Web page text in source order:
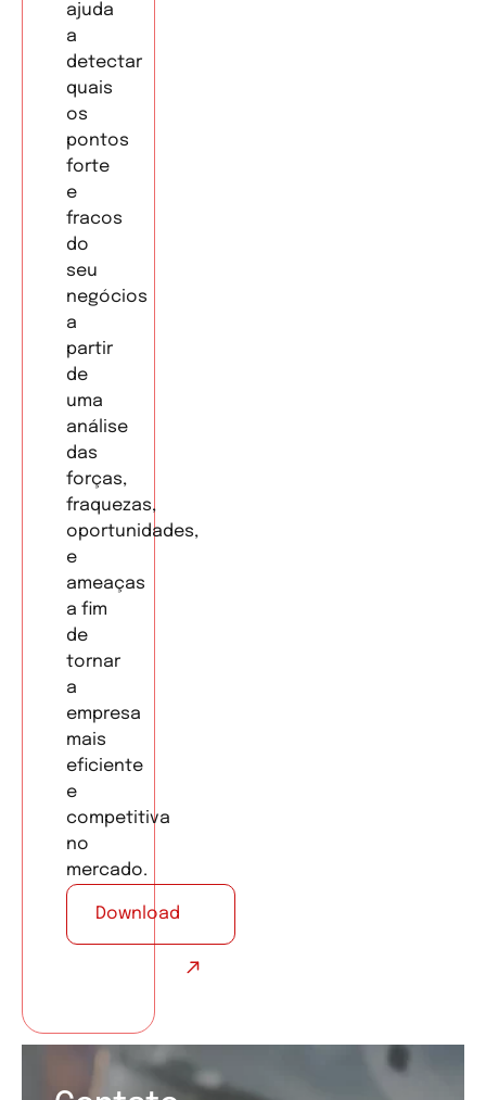
ajuda
a
detectar
quais
os
pontos
forte
e
fracos
do
seu
negócios
a
partir
de
uma
análise
das
forças,
fraquezas,
oportunidades,
e
ameaças
a fim
de
tornar
a
empresa
mais
eficiente
e
competitiva
no
mercado.
Download